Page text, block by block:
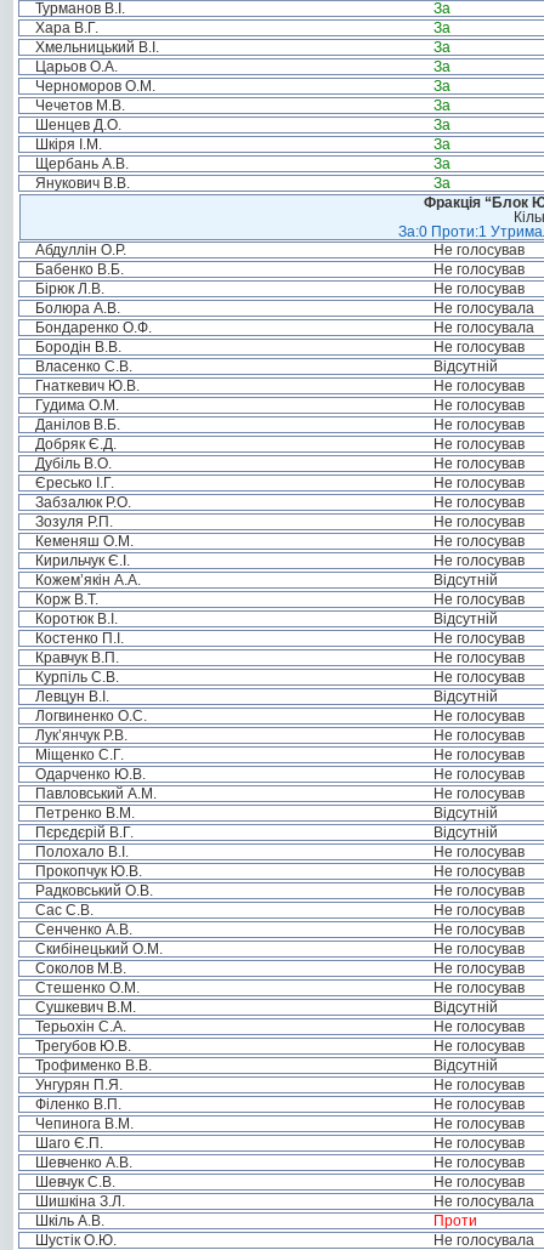
Турманов В.І.
За
Хара В.Г.
За
Хмельницький В.І.
За
Царьов О.А.
За
Черноморов О.М.
За
Чечетов М.В.
За
Шенцев Д.О.
За
Шкіря І.М.
За
Щербань А.В.
За
Янукович В.В.
За
Фракція “Блок
За:0 Проти:1
Абдуллін О.Р.
Не голосував
Бабенко В.Б.
Не голосував
Бірюк Л.В.
Не голосував
Болюра А.В.
Не голосувала
Бондаренко О.Ф.
Не голосувала
Бородін В.В.
Не голосував
Власенко С.В.
Відсутній
Гнаткевич Ю.В.
Не голосував
Гудима О.М.
Не голосував
Данілов В.Б.
Не голосував
Добряк Є.Д.
Не голосував
Дубіль В.О.
Не голосував
Єресько І.Г.
Не голосував
Забзалюк Р.О.
Не голосував
Зозуля Р.П.
Не голосував
Кеменяш О.М.
Не голосував
Кирильчук Є.І.
Не голосував
Кожем’якін А.А.
Відсутній
Корж В.Т.
Не голосував
Коротюк В.І.
Відсутній
Костенко П.І.
Не голосував
Кравчук В.П.
Не голосував
Курпіль С.В.
Не голосував
Левцун В.І.
Відсутній
Логвиненко О.С.
Не голосував
Лук’янчук Р.В.
Не голосував
Міщенко С.Г.
Не голосував
Одарченко Ю.В.
Не голосував
Павловський А.М.
Не голосував
Петренко В.М.
Відсутній
Пєрєдєрій В.Г.
Відсутній
Полохало В.І.
Не голосував
Прокопчук Ю.В.
Не голосував
Радковський О.В.
Не голосував
Сас С.В.
Не голосував
Сенченко А.В.
Не голосував
Скибінецький О.М.
Не голосував
Соколов М.В.
Не голосував
Стешенко О.М.
Не голосував
Сушкевич В.М.
Відсутній
Терьохін С.А.
Не голосував
Трегубов Ю.В.
Не голосував
Трофименко В.В.
Відсутній
Унгурян П.Я.
Не голосував
Філенко В.П.
Не голосував
Чепинога В.М.
Не голосував
Шаго Є.П.
Не голосував
Шевченко А.В.
Не голосував
Шевчук С.В.
Не голосував
Шишкіна З.Л.
Не голосувала
Шкіль А.В.
Проти
Шустік О.Ю.
Не голосувала